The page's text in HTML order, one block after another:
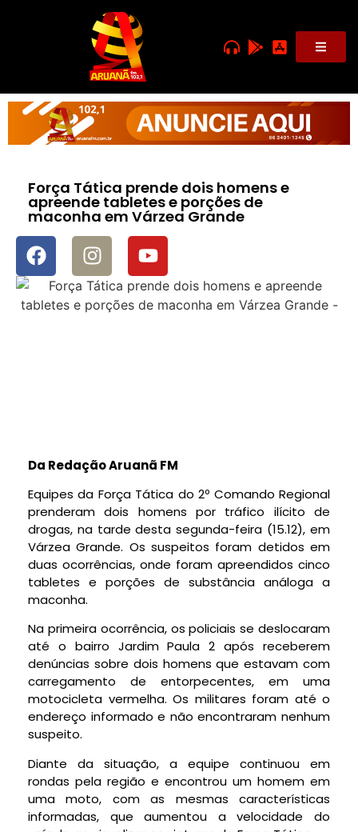
Força Tática prende dois homens e
apreende tabletes e porções de
maconha em Várzea Grande
Da Redação Aruanã FM
Equipes da Força Tática do 2º Comando Regional
prenderam dois homens por tráfico ilícito de
drogas, na tarde desta segunda-feira (15.12), em
Várzea Grande. Os suspeitos foram detidos em
duas ocorrências, onde foram apreendidos cinco
tabletes e porções de substância análoga a
maconha.
Na primeira ocorrência, os policiais se deslocaram
até o bairro Jardim Paula 2 após receberem
denúncias sobre dois homens que estavam com
carregamento de entorpecentes, em uma
motocicleta vermelha. Os militares foram até o
endereço informado e não encontraram nenhum
suspeito.
Diante da situação, a equipe continuou em
rondas pela região e encontrou um homem em
uma moto, com as mesmas características
informadas, que aumentou a velocidade do